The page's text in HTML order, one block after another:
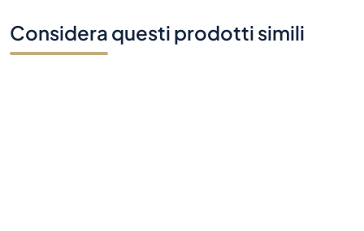
Considera questi prodotti simili